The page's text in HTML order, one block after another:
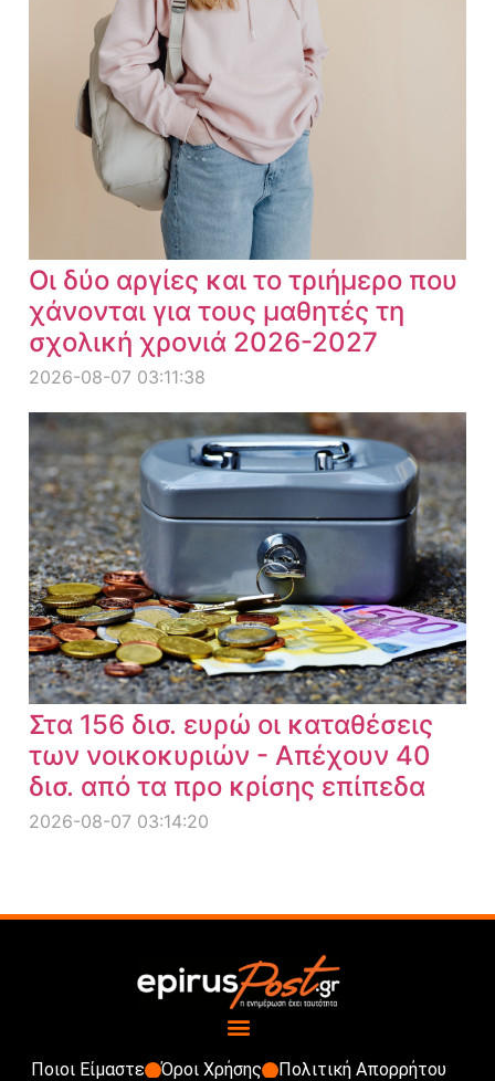
Οι δύο αργίες και το τριήμερο που
χάνονται για τους μαθητές τη
σχολική χρονιά 2026-2027
2026-08-07 03:11:38
Στα 156 δισ. ευρώ οι καταθέσεις
των νοικοκυριών - Απέχουν 40
δισ. από τα προ κρίσης επίπεδα
2026-08-07 03:14:20
Ποιοι Είμαστε Όροι Χρήσης Πολιτική Απορρήτου